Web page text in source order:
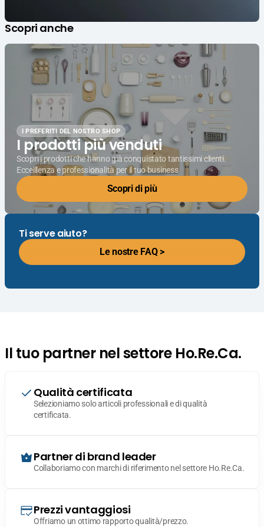
Scopri anche
I PREFERITI DEL NOSTRO SHOP
I prodotti più venduti
Scopri i prodotti che hanno già conquistato tantissimi clienti.
Eccelllenza e professionalità per il tuo business
Scopri di più
Ti serve aiuto?
Le nostre FAQ >
Il tuo partner nel settore Ho.Re.Ca.
Qualità certificata
Selezioniamo solo articoli professionali e di qualità
certificata.
Partner di brand leader
Collaboriamo con marchi di riferimento nel settore Ho.Re.Ca.
Prezzi vantaggiosi
Offriamo un ottimo rapporto qualità/prezzo.